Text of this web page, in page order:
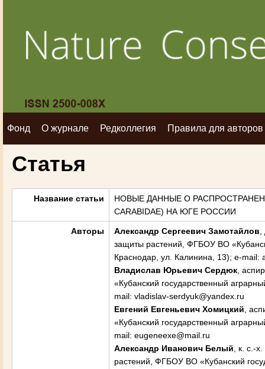
Фонд О журнале Редколлегия Правила для авторов
Статья
Название статьи
НОВЫЕ ДАННЫЕ О
CARABIDAE) НА ЮГЕ РОССИИ
Авторы Александр Сергеевич Замотайлов
защиты растений, ФГБОУ ВО
Краснодар, ул. Калинина, 13); e-mail:
Владислав Юрьевич Сердюк ,
«Кубанский государственный
mail: vladislav-serdyuk@yandex.ru
Евгений Евгеньевич Хомицкий ,
«Кубанский государственный
mail: eugeneexe@mail.ru
Александр Иванович Белый , к. с.-
растений, ФГБОУ ВО «Кубанский